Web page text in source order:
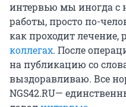
интервью мы иногда с
работы, просто по-
как проходит лечение,
коллегах. После
на публикацию со
выздоравливаю. Все
NGS42.RU—